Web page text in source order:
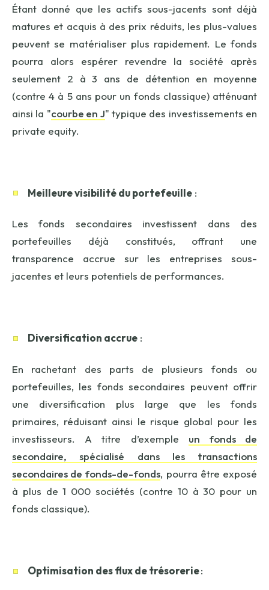
Étant donné que les actifs sous-jacents sont déjà
matures et acquis à des prix réduits, les plus-values
peuvent se matérialiser plus rapidement. Le fonds
pourra alors espérer revendre la société après
seulement 2 à 3 ans de détention en moyenne
(contre 4 à 5 ans pour un fonds classique) atténuant
ainsi la "courbe en J" typique des investissements en
private equity.
Meilleure visibilité du portefeuille :
Les fonds secondaires investissent dans des
portefeuilles déjà constitués, offrant une
transparence accrue sur les entreprises sous-
jacentes et leurs potentiels de performances.
Diversification accrue :
En rachetant des parts de plusieurs fonds ou
portefeuilles, les fonds secondaires peuvent offrir
une diversification plus large que les fonds
primaires, réduisant ainsi le risque global pour les
investisseurs. A titre d’exemple un fonds de
secondaire, spécialisé dans les transactions
secondaires de fonds-de-fonds, pourra être exposé
à plus de 1 000 sociétés (contre 10 à 30 pour un
fonds classique).
Optimisation des flux de trésorerie: